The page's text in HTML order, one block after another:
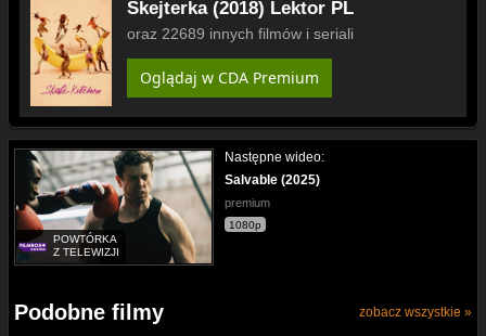
Skejterka (2018) Lektor PL
oraz 22689 innych filmów i seriali
Oglądaj w CDA Premium
POWTÓRKA
Z TELEWIZJI
Następne wideo:
Salvable (2025)
premium
1080p
Podobne filmy zobacz wszystkie »